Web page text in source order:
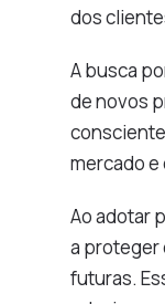
dos
A busca
de novos
mercado
Ao adotar
a proteger
futuras.